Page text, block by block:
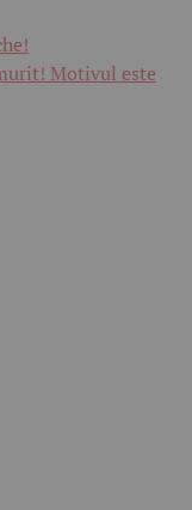
Motivul este